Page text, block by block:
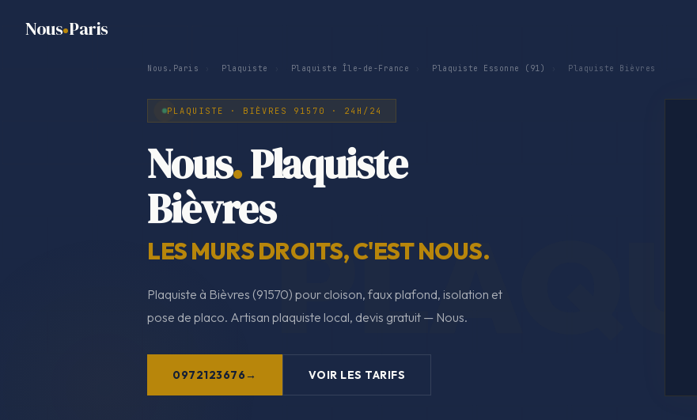
Nous Paris
Nous.Paris Plaquiste Plaquiste Île-de-France Plaquiste Essonne (91) Plaquiste Bièvres
PLAQUISTE · BIÈVRES 91570 · 24H/24
Nous.Plaquiste
Bièvres
LES MURS DROITS, C'EST NOUS.
Plaquiste à Bièvres (91570) pour cloison, faux plafond, isolation et
pose de placo. Artisan plaquiste local, devis gratuit — Nous.
0972123676 VOIR LES TARIFS